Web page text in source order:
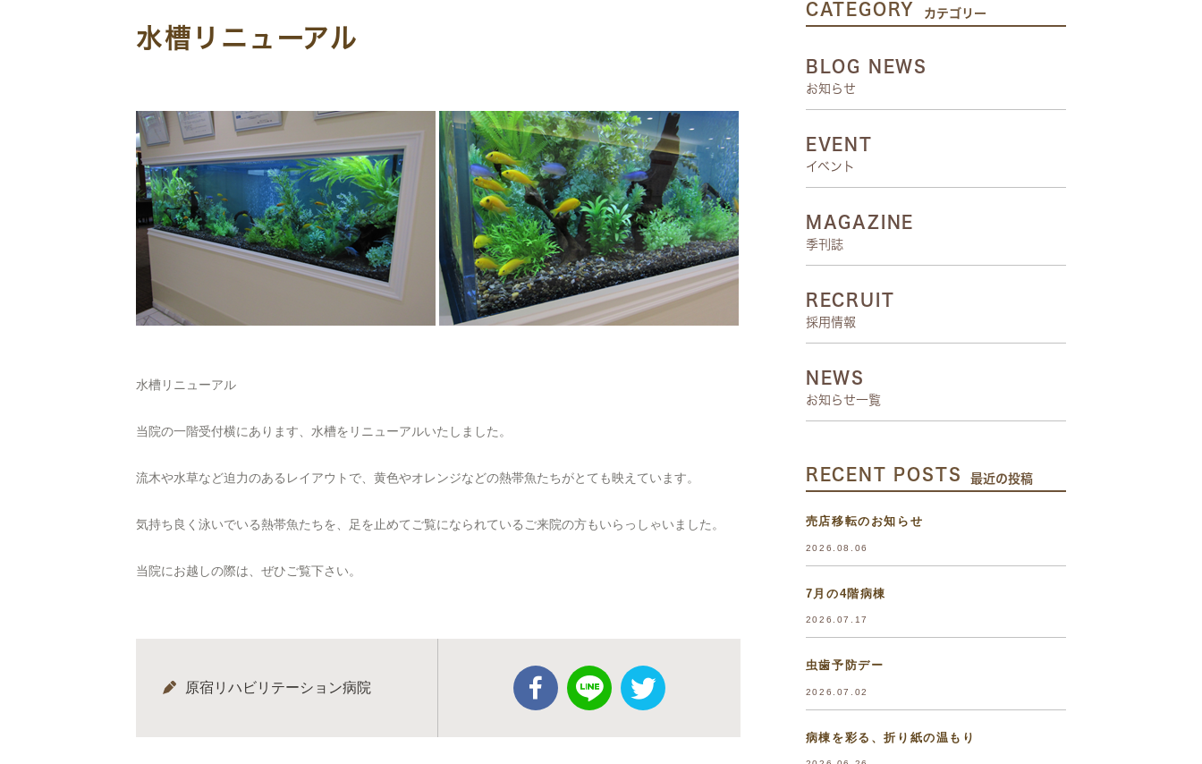
患者アンケート結果につ
いて
看護部
取材について
関連施設リンク
水槽リニューアル
水槽リニューアル
当院の一階受付横にあります、水槽をリニューアルいたしました。
流木や水草など迫力のあるレイアウトで、黄色やオレンジなどの熱帯魚たちがとても映えています。
気持ち良く泳いでいる熱帯魚たちを、足を止めてご覧になられているご来院の方もいらっしゃいました。
当院にお越しの際は、ぜひご覧下さい。
原宿リハビリテーション病院
CATEGORY カテゴリー
BLOG NEWS
お知らせ
EVENT
イベント
MAGAZINE
季刊誌
RECRUIT
採用情報
NEWS
お知らせ一覧
RECENT POSTS 最近の投稿
売店移転のお知らせ
2026.08.06
7月の4階病棟
2026.07.17
虫歯予防デー
2026.07.02
病棟を彩る、折り紙の温もり